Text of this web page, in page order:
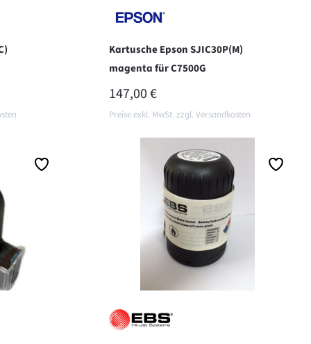
Kartusche Epson SJIC30P(M)
magenta für C7500G
REGULÄRER PREIS:
147,00 €
Preise exkl. MwSt. zzgl. Versandkosten
In den Warenkorb